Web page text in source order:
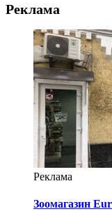
Реклама
Реклама
Зоомагазин